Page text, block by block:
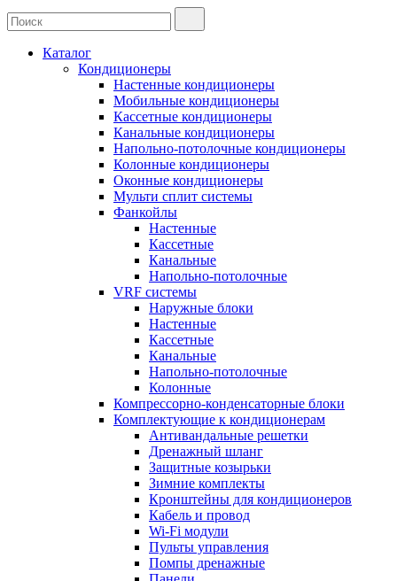
Каталог
Кондиционеры
Настенные кондиционеры
Мобильные кондиционеры
Кассетные кондиционеры
Канальные кондиционеры
Напольно-потолочные кондиционеры
Колонные кондиционеры
Оконные кондиционеры
Мульти сплит системы
Фанкойлы
Настенные
Кассетные
Канальные
Напольно-потолочные
VRF системы
Наружные блоки
Настенные
Кассетные
Канальные
Напольно-потолочные
Колонные
Компрессорно-конденсаторные блоки
Комплектующие к кондиционерам
Антивандальные решетки
Дренажный шланг
Защитные козырьки
Зимние комплекты
Кронштейны для кондиционеров
Кабель и провод
Wi-Fi модули
Пульты управления
Помпы дренажные